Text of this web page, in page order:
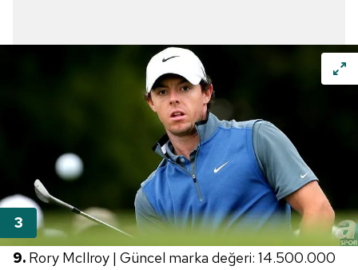
9. Rory McIlroy | Güncel marka değeri: 14.500.000